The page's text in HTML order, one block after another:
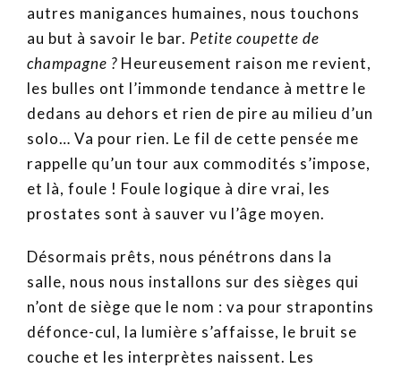
autres manigances humaines, nous touchons
au but à savoir le bar. Petite coupette de
champagne ? Heureusement raison me revient,
les bulles ont l’immonde tendance à mettre le
dedans au dehors et rien de pire au milieu d’un
solo… Va pour rien. Le fil de cette pensée me
rappelle qu’un tour aux commodités s’impose,
et là, foule ! Foule logique à dire vrai, les
prostates sont à sauver vu l’âge moyen.
Désormais prêts, nous pénétrons dans la
salle, nous nous installons sur des sièges qui
n’ont de siège que le nom : va pour strapontins
défonce-cul, la lumière s’affaisse, le bruit se
couche et les interprètes naissent. Les